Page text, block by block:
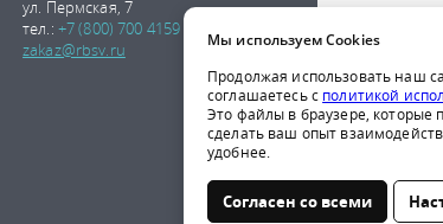
ул. Пермская, 7
тел.: +7 (800) 700 4159
zakaz@rbsv.ru
Обращаем
публичной
получения
компании по
Мы используем Cookies
Продолжая использовать наш
соглашаетесь с политикой
Это файлы в браузере, которые
сделать ваш опыт
удобнее.
Согласен со всеми